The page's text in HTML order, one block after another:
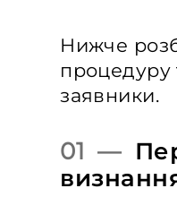
Нижче
процедуру
заявники.
01 —